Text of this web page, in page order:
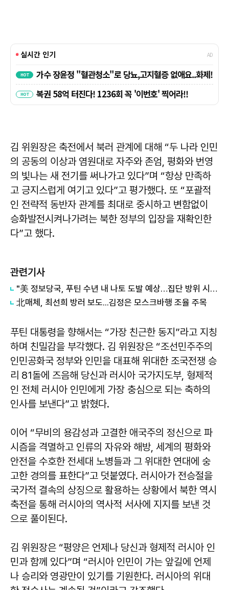
김 위원장은 축전에서 북러 관계에 대해 “두 나라 인민
의 공동의 이상과 염원대로 자주와 존엄, 평화와 번영
의 빛나는 새 전기를 써나가고 있다”며 “항상 만족하
고 긍지스럽게 여기고 있다”고 평가했다. 또 “포괄적
인 전략적 동반자 관계를 최대로 중시하고 변함없이
승화발전시켜나가려는 북한 정부의 입장을 재확인한
다”고 했다.
관련기사
"美 정보당국, 푸틴 수년 내 나토 도발 예상…집단 방위 시험 목적"
北매체, 최선희 방러 보도...김정은 모스크바행 조율 주목
푸틴 대통령을 향해서는 “가장 친근한 동지”라고 지칭
하며 친밀감을 부각했다. 김 위원장은 “조선민주주의
인민공화국 정부와 인민을 대표해 위대한 조국전쟁 승
리 81돌에 즈음해 당신과 러시아 국가지도부, 형제적
인 전체 러시아 인민에게 가장 충심으로 되는 축하의
인사를 보낸다”고 밝혔다.
이어 “무비의 용감성과 고결한 애국주의 정신으로 파
시즘을 격멸하고 인류의 자유와 해방, 세계의 평화와
안전을 수호한 전세대 노병들과 그 위대한 연대에 숭
고한 경의를 표한다”고 덧붙였다. 러시아가 전승절을
국가적 결속의 상징으로 활용하는 상황에서 북한 역시
축전을 통해 러시아의 역사적 서사에 지지를 보낸 것
으로 풀이된다.
김 위원장은 “평양은 언제나 당신과 형제적 러시아 인
민과 함께 있다”며 “러시아 인민이 가는 앞길에 언제
나 승리와 영광만이 있기를 기원한다. 러시아의 위대